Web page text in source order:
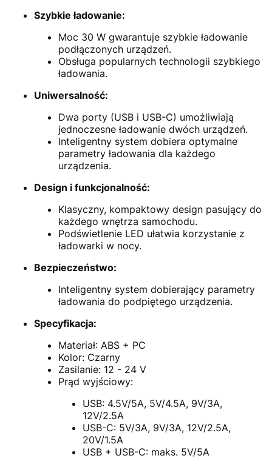
Szybkie ładowanie:
Moc 30 W gwarantuje szybkie ładowanie
podłączonych urządzeń.
Obsługa popularnych technologii szybkiego
ładowania.
Uniwersalność:
Dwa porty (USB i USB-C) umożliwiają
jednoczesne ładowanie dwóch urządzeń.
Inteligentny system dobiera optymalne
parametry ładowania dla każdego
urządzenia.
Design i funkcjonalność:
Klasyczny, kompaktowy design pasujący do
każdego wnętrza samochodu.
Podświetlenie LED ułatwia korzystanie z
ładowarki w nocy.
Bezpieczeństwo:
Inteligentny system dobierający parametry
ładowania do podpiętego urządzenia.
Specyfikacja:
Materiał: ABS + PC
Kolor: Czarny
Zasilanie: 12 - 24 V
Prąd wyjściowy:
USB: 4.5V/5A, 5V/4.5A, 9V/3A,
12V/2.5A
USB-C: 5V/3A, 9V/3A, 12V/2.5A,
20V/1.5A
USB + USB-C: maks. 5V/5A